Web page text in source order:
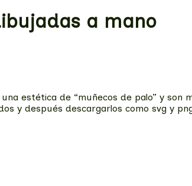
a mano
estética de “muñecos de palo” y son
y después descargarlos como svg y